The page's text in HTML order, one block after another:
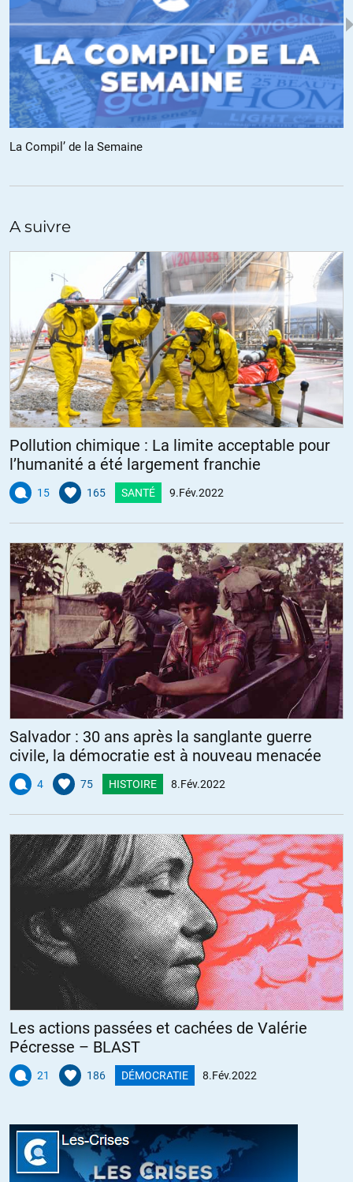
La Compil’ de la Semaine
A suivre
Pollution chimique : La limite acceptable pour
l’humanité a été largement franchie
15 165 SANTÉ 9.Fév.2022
Salvador : 30 ans après la sanglante guerre
civile, la démocratie est à nouveau menacée
4 75 HISTOIRE 8.Fév.2022
Les actions passées et cachées de Valérie
Pécresse – BLAST
21 186 DÉMOCRATIE 8.Fév.2022